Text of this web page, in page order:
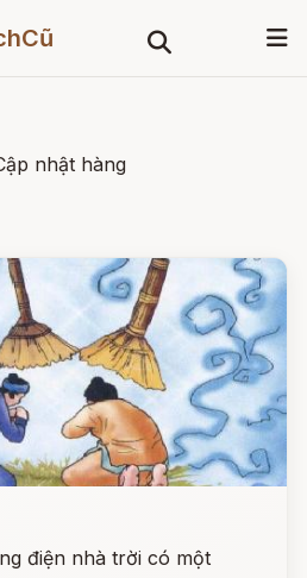
nhật hàng
điện nhà trời có một